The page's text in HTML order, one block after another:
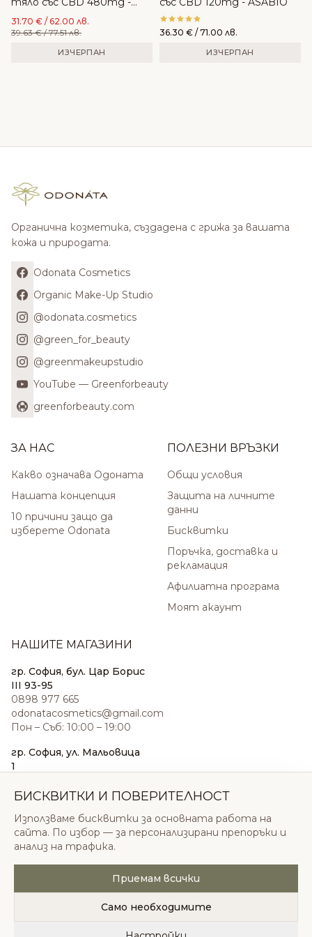
ASABIO
31.70 € / 62.00 лв.
39.63€/ 77.51 лв.
ИЗЧЕРПАН
36.30 € / 71.00 лв.
ИЗЧЕРПАН
Органична козметика, създадена с грижа за вашата
кожа и природата.
Odonata Cosmetics
Organic Make-Up Studio
@odonata.cosmetics
@green_for_beauty
@greenmakeupstudio
YouTube — Greenforbeauty
greenforbeauty.com
ЗА НАС
Какво означава Одоната
Нашата концепция
10 причини защо да
изберете Odonata
ПОЛЕЗНИ ВРЪЗКИ
Общи условия
Защита на личните
данни
Бисквитки
Поръчка, доставка и
рекламация
Афилиатна програма
Моят акаунт
НАШИТЕ МАГАЗИНИ
гр. София, бул. Цар Борис
III 93-95
0898 977 665
odonatacosmetics@gmail.com
Пон – Съб: 10:00 – 19:00
гр. София, ул. Мальовица
1
sales@odonatacosmetics.com
Нед: 11:00 – 18:00
© 2026 Одоната Козметикс ООД. Всички права
запазени.
Политика за поверителностОбщи условия
БИСКВИТКИ И ПОВЕРИТЕЛНОСТ
Използваме бисквитки за основната работа на
сайта. По избор — за персонализирани препоръки и
анализ на трафика.
Приемам всички
Само необходимите